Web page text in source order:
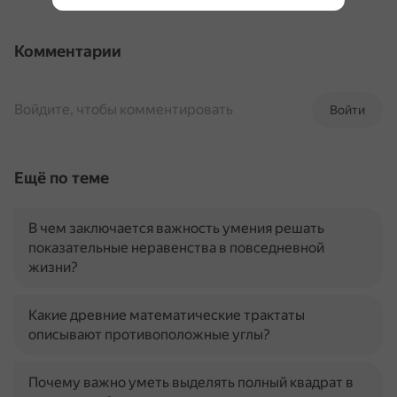
Комментарии
Войти
Войдите, чтобы комментировать
Ещё по теме
В чем заключается важность умения решать
показательные неравенства в повседневной
жизни?
Какие древние математические трактаты
описывают противоположные углы?
Почему важно уметь выделять полный квадрат в